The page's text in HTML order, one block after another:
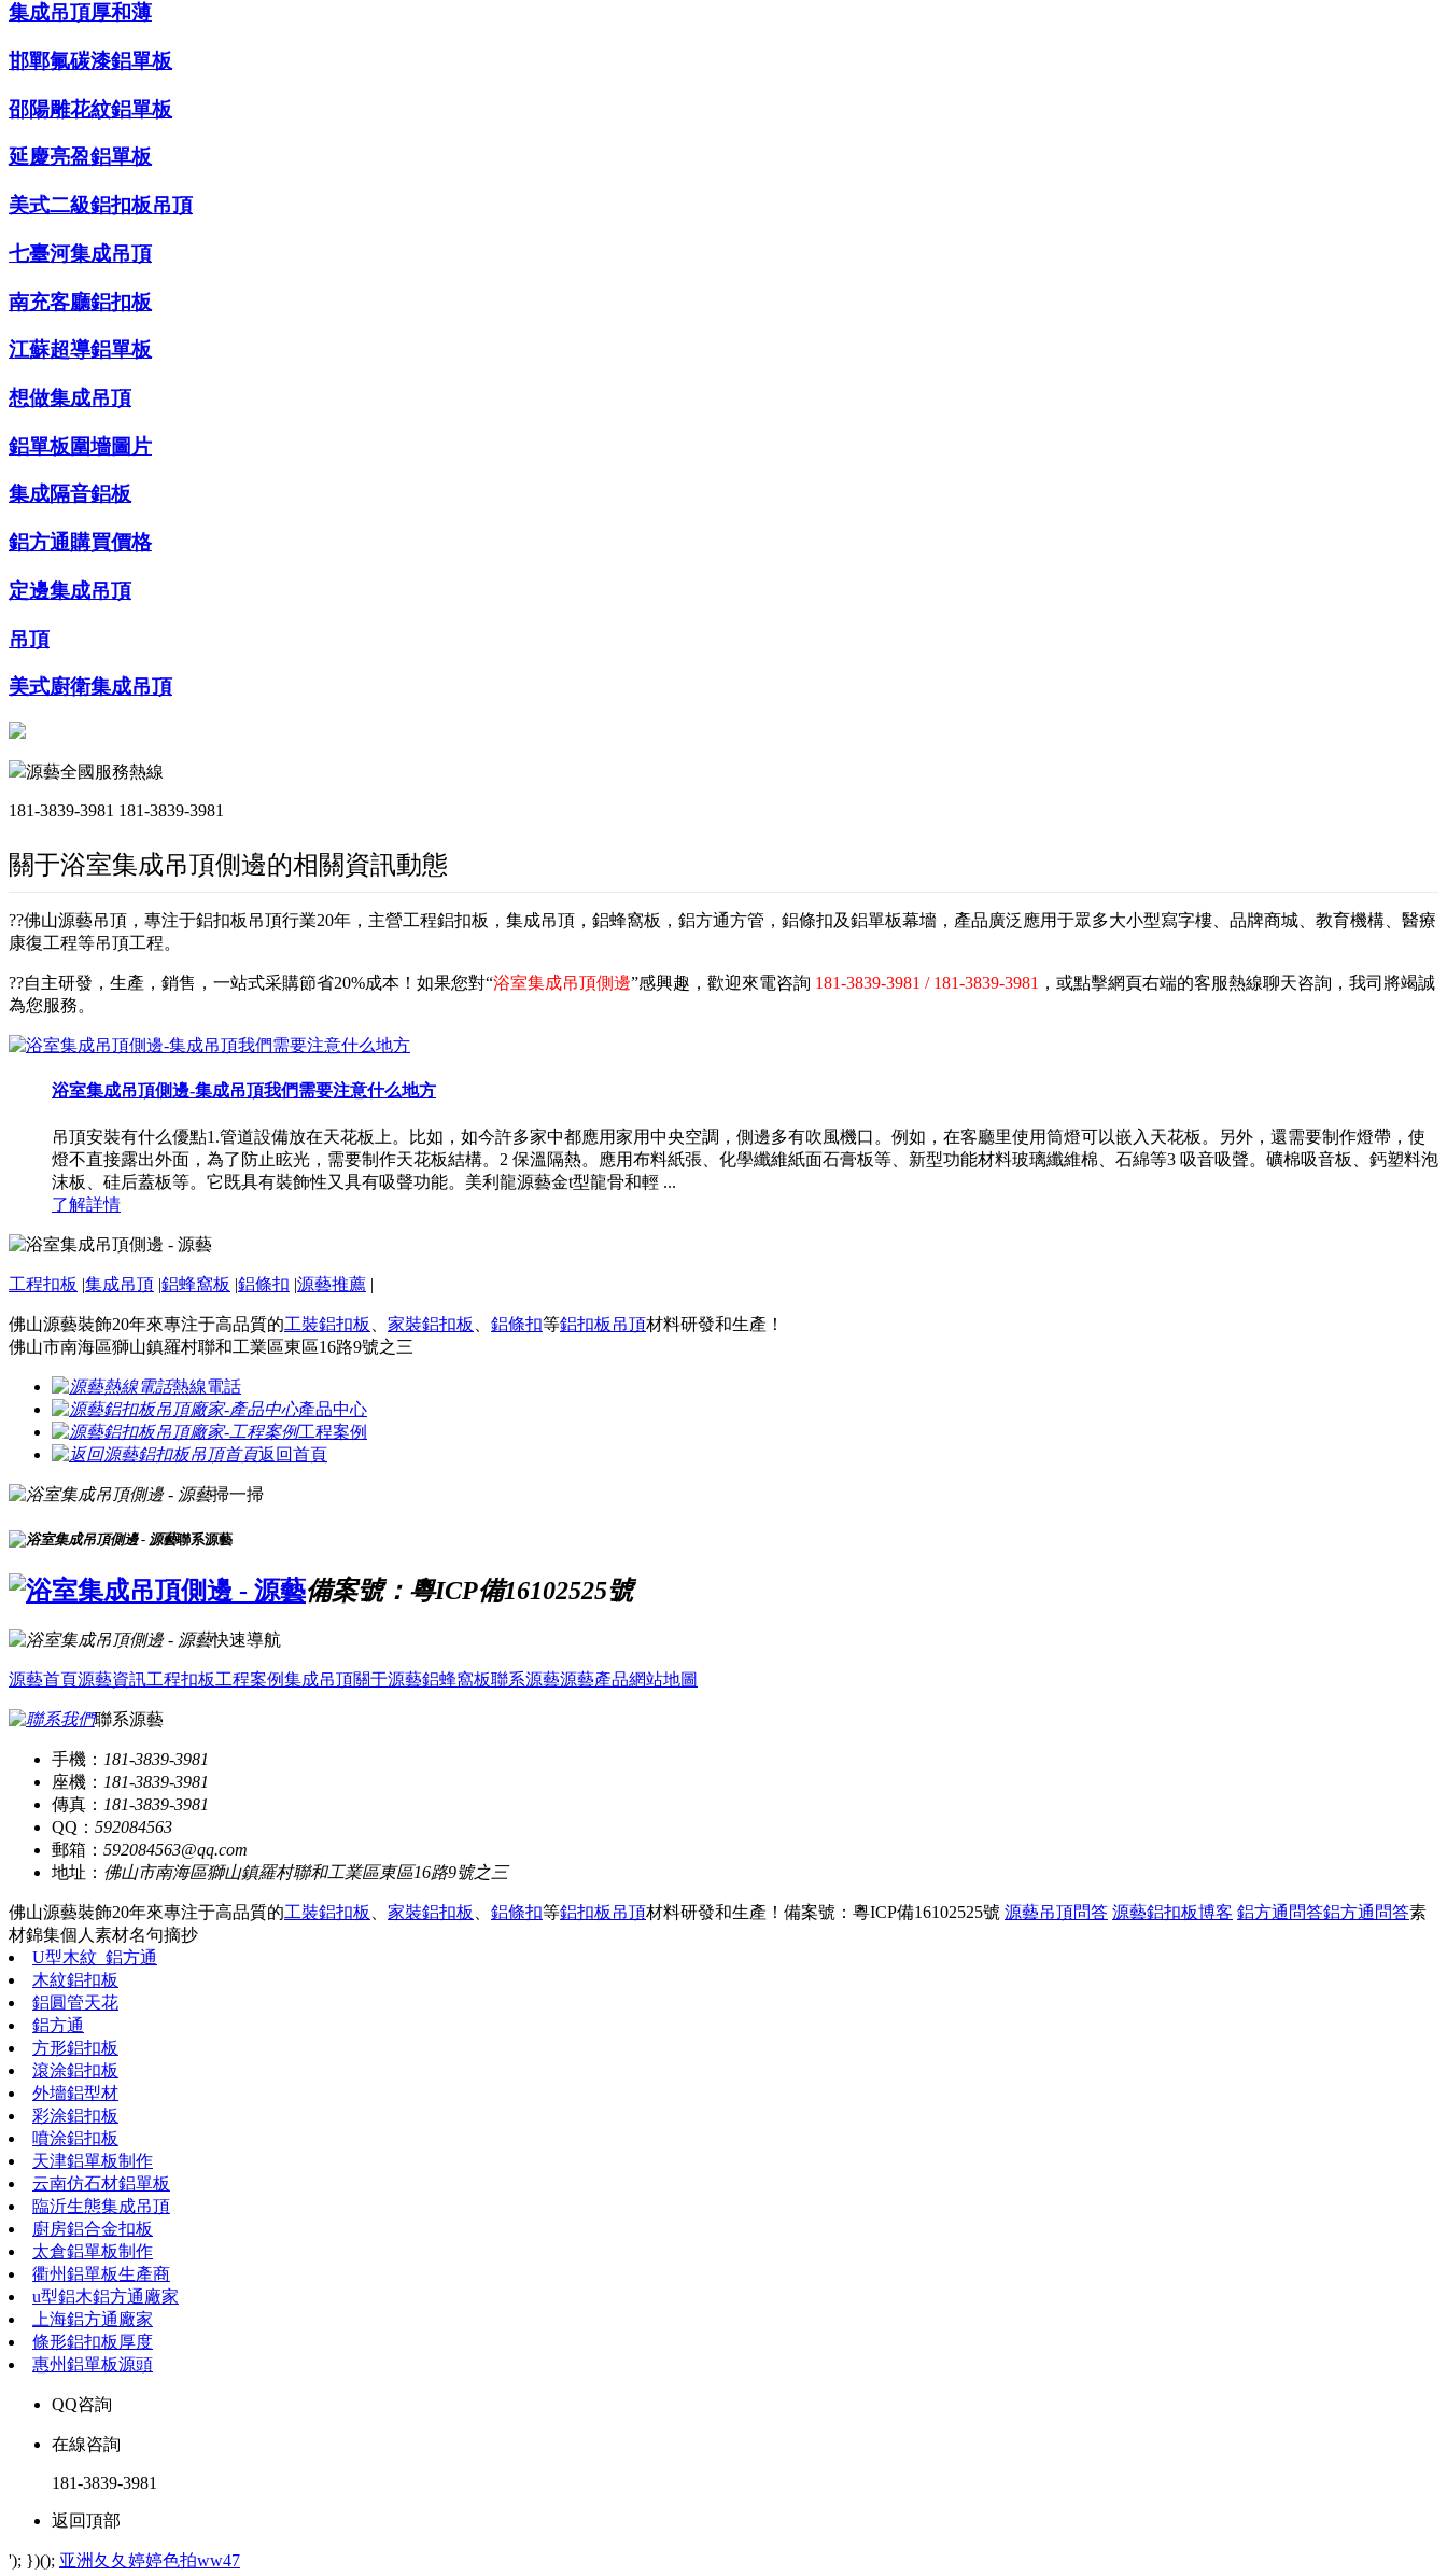
集成吊頂厚和薄
邯鄲氟碳漆鋁單板
邵陽雕花紋鋁單板
延慶亮盈鋁單板
美式二級鋁扣板吊頂
七臺河集成吊頂
南充客廳鋁扣板
江蘇超導鋁單板
想做集成吊頂
鋁單板圍墻圖片
集成隔音鋁板
鋁方通購買價格
定邊集成吊頂
吊頂
美式廚衛集成吊頂
源藝全國服務熱線
181-3839-3981 181-3839-3981
關于浴室集成吊頂側邊的相關資訊動態
??佛山源藝吊頂，專注于鋁扣板吊頂行業20年，主營工程鋁扣板，集成吊頂，鋁蜂窩板，鋁方通方管，鋁條扣及鋁單板幕墻，產品廣泛應用于眾多大小型寫字樓、品牌商城、教育機構、醫療
康復工程等吊頂工程。
??自主研發，生產，銷售，一站式采購節省20%成本！如果您對“浴室集成吊頂側邊”感興趣，歡迎來電咨詢 181-3839-3981 / 181-3839-3981 ，或點擊網頁右端的客服熱線聊天咨詢，我司將竭誠
為您服務。
浴室集成吊頂側邊-集成吊頂我們需要注意什么地方
吊頂安裝有什么優點1.管道設備放在天花板上。比如，如今許多家中都應用家用中央空調，側邊多有吹風機口。例如，在客廳里使用筒燈可以嵌入天花板。另外，還需要制作燈帶，使
燈不直接露出外面，為了防止眩光，需要制作天花板結構。2 保溫隔熱。應用布料紙張、化學纖維紙面石膏板等、新型功能材料玻璃纖維棉、石綿等3 吸音吸聲。礦棉吸音板、鈣塑料泡
沫板、硅后蓋板等。它既具有裝飾性又具有吸聲功能。美利龍源藝金t型龍骨和輕 ...
了解詳情
工程扣板 |集成吊頂 |鋁蜂窩板 |鋁條扣 |源藝推薦 |
佛山源藝裝飾20年來專注于高品質的工裝鋁扣板 家裝鋁扣板 鋁條扣等鋁扣板吊頂材料研發和生產！
佛山市南海區獅山鎮羅村聯和工業區東區16路9號之三
熱線電話
產品中心
工程案例
返回首頁
掃一掃
聯系源藝
備案號：粵ICP備16102525號
快速導航
源藝首頁源藝資訊工程扣板工程案例集成吊頂關于源藝鋁蜂窩板聯系源藝源藝產品網站地圖
聯系源藝
手機： 181-3839-3981
座機： 181-3839-3981
傳真： 181-3839-3981
QQ： 592084563
郵箱： 592084563@qq.com
地址： 佛山市南海區獅山鎮羅村聯和工業區東區16路9號之三
佛山源藝裝飾20年來專注于高品質的工裝鋁扣板 家裝鋁扣板 鋁條扣等鋁扣板吊頂材料研發和生產！ 備案號：粵ICP備16102525號 源藝吊頂問答 源藝鋁扣板博客 鋁方通問答鋁方通問答素
材錦集個人素材名句摘抄
U型木紋_鋁方通
木紋鋁扣板
鋁圓管天花
鋁方通
方形鋁扣板
滾涂鋁扣板
外墻鋁型材
彩涂鋁扣板
噴涂鋁扣板
天津鋁單板制作
云南仿石材鋁單板
臨沂生態集成吊頂
廚房鋁合金扣板
太倉鋁單板制作
衢州鋁單板生產商
u型鋁木鋁方通廠家
上海鋁方通廠家
條形鋁扣板厚度
惠州鋁單板源頭
QQ咨詢
在線咨詢
181-3839-3981
返回頂部
'); })(); 亚洲夂夂婷婷色拍ww47